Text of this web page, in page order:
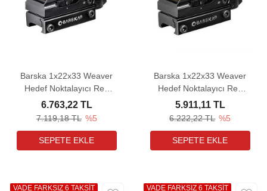
Barska 1x22x33 Weaver
Hedef Noktalayıcı Red
Dot Sight (Red & Green)
7.119,18 TL %5
6.763,22 TL
Barska 1x22x33 Weaver
Hedef Noktalayıcı Red
Dot Sight (Red)
6.222,22 TL %5
5.911,11 TL
VADE FARKSIZ 6 TAKSİT VADE FARKSIZ 6 TAKSİT